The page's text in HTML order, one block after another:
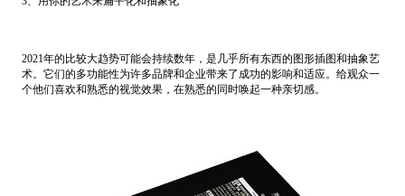
2021年的比较大趋势可能会持续数年，是几乎所有东西的图形插图和抽象艺
术。它们的多功能性为许多品牌和企业带来了成功的影响和适应。给观众一
个他们喜欢和熟悉的视觉效果，在熟悉的同时唤起一种亲切感。